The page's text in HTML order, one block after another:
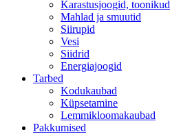
Karastusjoogid, toonikud
Mahlad ja smuutid
Siirupid
Vesi
Siidrid
Energiajoogid
Tarbed
Kodukaubad
Küpsetamine
Lemmikloomakaubad
Pakkumised